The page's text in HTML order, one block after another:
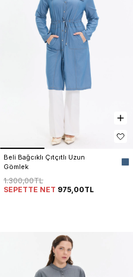
Beli Bağcıklı Çıtçıtlı Uzun
Gömlek
1.300,00TL
SEPETTE NET 975,00TL